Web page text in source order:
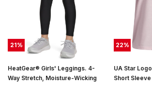
21%
HeatGear® Girls' Leggings. 4-
Way Stretch, Moisture-Wicking
22%
UA Star
Short Sleeve